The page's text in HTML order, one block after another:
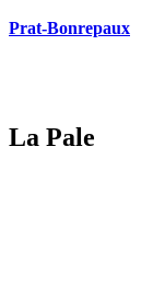
Prat-Bonrepaux
La Pale